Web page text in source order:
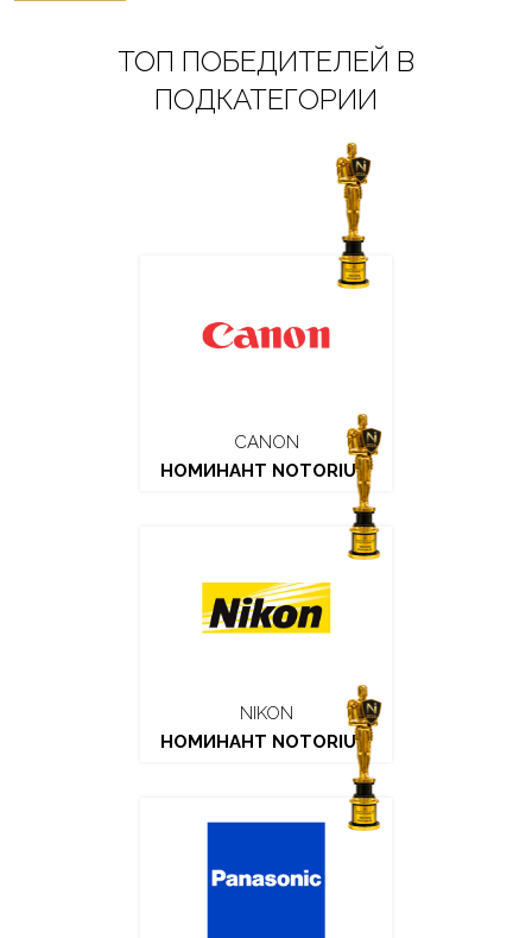
ТОП ПОБЕДИТЕЛЕЙ В
ПОДКАТЕГОРИИ
CANON
НОМИНАНТ NOTORIUM
NIKON
НОМИНАНТ NOTORIUM